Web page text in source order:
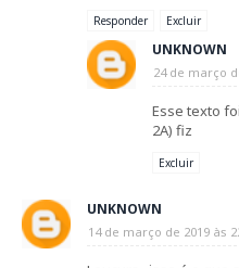
Responder Excluir
UNKNOWN
24 de março
Esse texto
2A) fiz
Excluir
UNKNOWN
14 de março de 2019 às